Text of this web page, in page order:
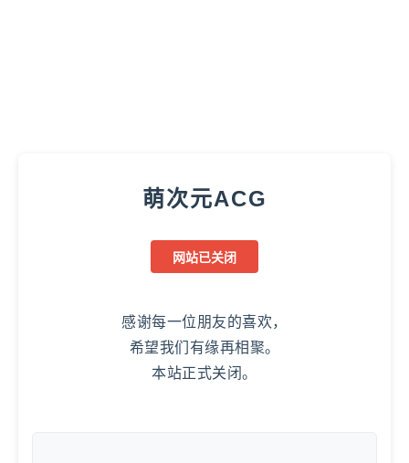
萌次元ACG
网站已关闭
感谢每一位朋友的喜欢，
希望我们有缘再相聚。
本站正式关闭。